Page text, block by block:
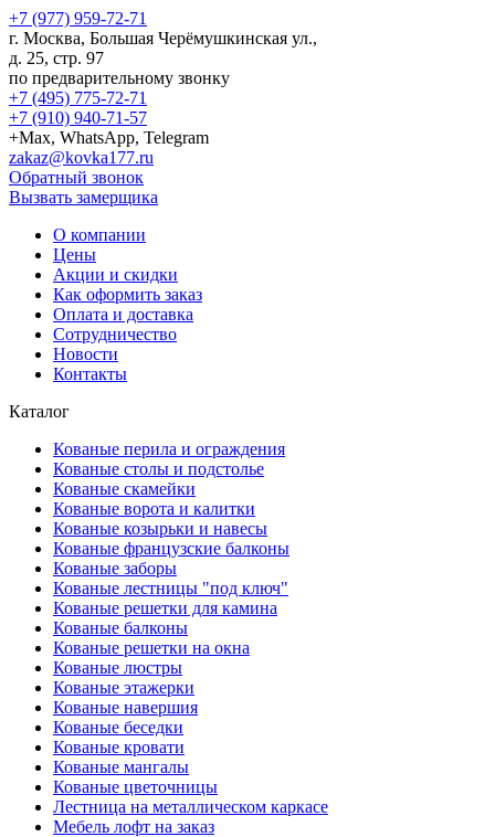
+7 (977) 959-72-71
г. Москва, Большая Черёмушкинская ул.,
д. 25, стр. 97
по предварительному звонку
+7 (495) 775-72-71
+7 (910) 940-71-57
+Max, WhatsApp, Telegram
zakaz@kovka177.ru
Обратный звонок
Вызвать замерщика
О компании
Цены
Акции и скидки
Как оформить заказ
Оплата и доставка
Сотрудничество
Новости
Контакты
Каталог
Кованые перила и ограждения
Кованые столы и подстолье
Кованые скамейки
Кованые ворота и калитки
Кованые козырьки и навесы
Кованые французские балконы
Кованые заборы
Кованые лестницы "под ключ"
Кованые решетки для камина
Кованые балконы
Кованые решетки на окна
Кованые люстры
Кованые этажерки
Кованые навершия
Кованые беседки
Кованые кровати
Кованые мангалы
Кованые цветочницы
Лестница на металлическом каркасе
Мебель лофт на заказ